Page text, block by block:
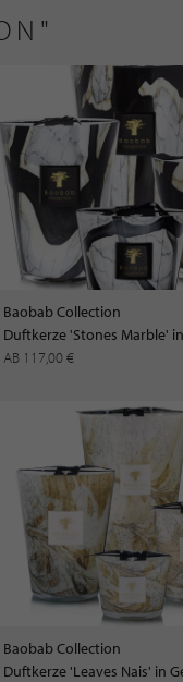
Baobab Collection
AB 117,00 €
Baobab Collection